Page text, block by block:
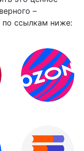
–
по ссылкам ниже: